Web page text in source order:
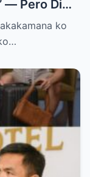
— Pero Di
ko